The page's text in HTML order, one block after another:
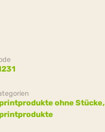
ohne Stücke,